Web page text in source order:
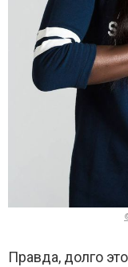
Правда, долго